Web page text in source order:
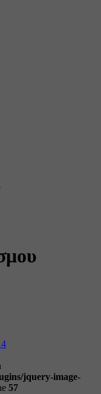
jquery-image-
57